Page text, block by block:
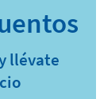
llévate